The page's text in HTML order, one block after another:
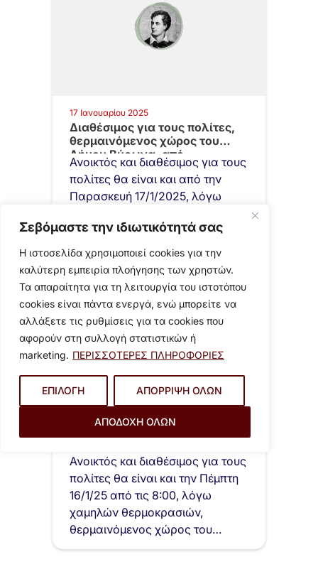
Σεβόμαστε την ιδιωτικότητά σας
Η ιστοσελίδα χρησιμοποιεί cookies για την
καλύτερη εμπειρία πλοήγησης των χρηστών.
Τα απαραίτητα για τη λειτουργία του ιστοτόπου
cookies είναι πάντα ενεργά, ενώ μπορείτε να
αλλάξετε τις ρυθμίσεις για τα cookies που
αφορούν στη συλλογή στατιστικών ή
marketing. ΠΕΡΙΣΣΟΤΕΡΕΣ ΠΛΗΡΟΦΟΡΙΕΣ
ΕΠΙΛΟΓΗ ΑΠΟΡΡΙΨΗ ΟΛΩΝ
ΑΠΟΔΟΧΗ ΟΛΩΝ
17 Ιανουαρίου 2025
Διαθέσιμος για τους πολίτες,
θερμαινόμενος χώρος του
Δήμου Βύρωνα, από…
Ανοικτός και διαθέσιμος για τους
πολίτες θα είναι και από την
Παρασκευή 17/1/2025, λόγω
θερμαινόμενος χώρος του
Δήμου…
Διαθέσιμος για τους πολίτες,
θερμαινόμενος χώρος του
Δήμου Βύρωνα, μέχρι…
Ανοικτός και διαθέσιμος για τους
πολίτες θα είναι και την Πέμπτη
16/1/25 από τις 8:00, λόγω
χαμηλών θερμοκρασιών,
θερμαινόμενος χώρος του…